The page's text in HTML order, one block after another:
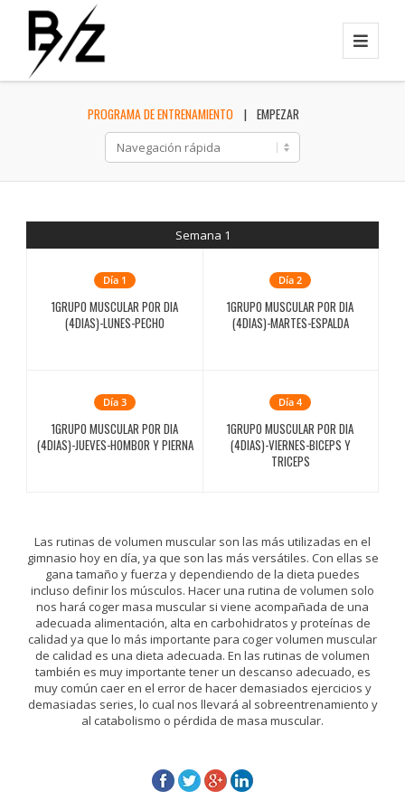
PROGRAMA DE ENTRENAMIENTO EMPEZAR
Semana 1
Día 1
1GRUPO MUSCULAR POR DIA
(4DIAS)-LUNES-PECHO
Día 2
1GRUPO MUSCULAR POR DIA
(4DIAS)-MARTES-ESPALDA
Día 3
1GRUPO MUSCULAR POR DIA
(4DIAS)-JUEVES-HOMBOR Y PIERNA
Día 4
1GRUPO MUSCULAR POR DIA
(4DIAS)-VIERNES-BICEPS Y
TRICEPS
Las rutinas de volumen muscular son las más utilizadas en el
gimnasio hoy en día, ya que son las más versátiles. Con ellas se
gana tamaño y fuerza y dependiendo de la dieta puedes
incluso definir los músculos. Hacer una rutina de volumen solo
nos hará coger masa muscular si viene acompañada de una
adecuada alimentación, alta en carbohidratos y proteínas de
calidad ya que lo más importante para coger volumen muscular
de calidad es una dieta adecuada. En las rutinas de volumen
también es muy importante tener un descanso adecuado, es
muy común caer en el error de hacer demasiados ejercicios y
demasiadas series, lo cual nos llevará al sobreentrenamiento y
al catabolismo o pérdida de masa muscular.